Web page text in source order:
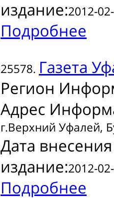
издание:2012-
Подробнее
25578. Газета
Регион
Адрес
г.Верхний Уфалей,
Дата
издание:2012-
Подробнее